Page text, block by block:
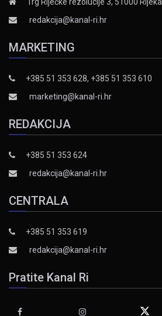
redakcija@kanal-ri.hr
MARKETING
+385 51 353 628, +385 51 353 610
marketing@kanal-ri.hr
REDAKCIJA
+385 51 353 624
redakcija@kanal-ri.hr
CENTRALA
+385 51 353 619
redakcija@kanal-ri.hr
Pratite Kanal Ri